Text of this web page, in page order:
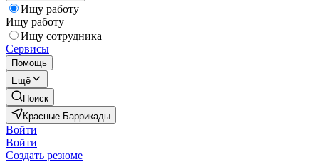
Ищу работу
Ищу работу
Ищу сотрудника
Сервисы
Помощь
Ещё
Поиск
Красные Баррикады
Войти
Войти
Создать резюме